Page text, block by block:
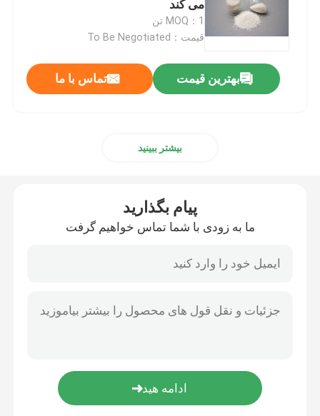
می کند
MOQ：1 تن
قیمت：To Be Negotiated
بهترین قیمت تماس با ما
بیشتر ببینید
پیام بگذارید
ما به زودی با شما تماس خواهیم گرفت